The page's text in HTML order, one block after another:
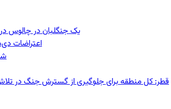
یک جنگلبان در چالوس
اعتراضات
قطر: کل منطقه برای جلوگیری از گسترش جنگ در